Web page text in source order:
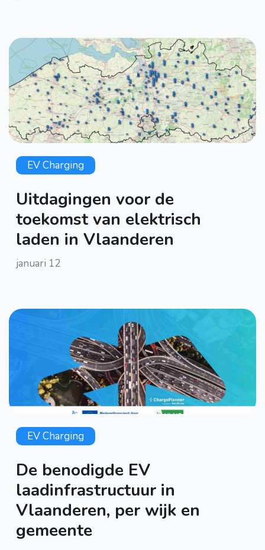
EV Charging
Uitdagingen voor de
toekomst van elektrisch
laden in Vlaanderen
januari 12
EV Charging
De benodigde EV
laadinfrastructuur in
Vlaanderen, per wijk en
gemeente